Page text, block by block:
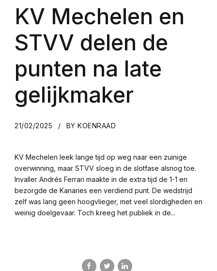
KV Mechelen en
STVV delen de
punten na late
gelijkmaker
21/02/2025 BY KOENRAAD
KV Mechelen leek lange tijd op weg naar een zuinige
overwinning, maar STVV sloeg in de slotfase alsnog toe.
Invaller Andrés Ferrari maakte in de extra tijd de 1-1 en
bezorgde de Kanaries een verdiend punt. De wedstrijd
zelf was lang geen hoogvlieger, met veel slordigheden en
weinig doelgevaar. Toch kreeg het publiek in de...